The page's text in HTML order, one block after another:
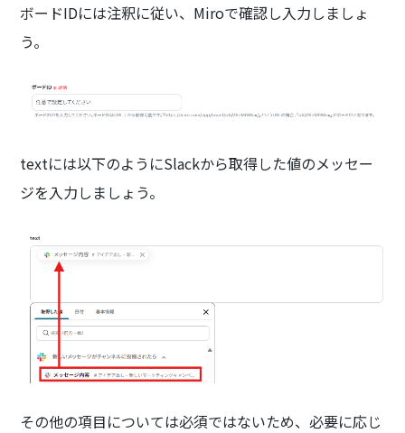
ボードIDには注釈に従い、Miroで確認し入力しましょ
う。
textには以下のようにSlackから取得した値のメッセー
ジを入力しましょう。
その他の項目については必須ではないため、必要に応じ